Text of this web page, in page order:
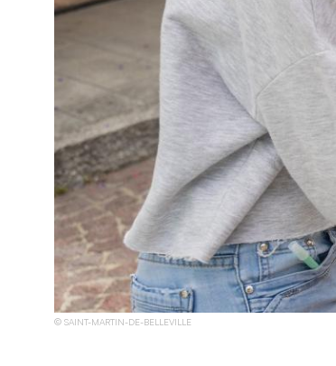
SAINT-MARTIN-DE-BELLEVILLE